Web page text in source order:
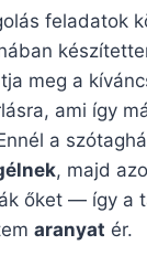
feladatok
meg a
ami így
a
, majd
őket — így a
aranyat ér.